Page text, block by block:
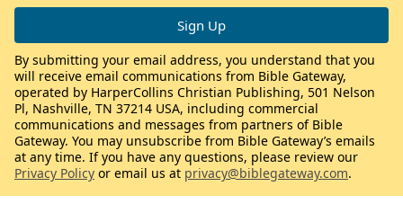
By submitting your email address, you understand that you
will receive email communications from Bible Gateway,
operated by HarperCollins Christian Publishing, 501 Nelson
Pl, Nashville, TN 37214 USA, including commercial
communications and messages from partners of Bible
Gateway. You may unsubscribe from Bible Gateway’s emails
at any time. If you have any questions, please review our
Privacy Policy or email us at privacy@biblegateway.com.